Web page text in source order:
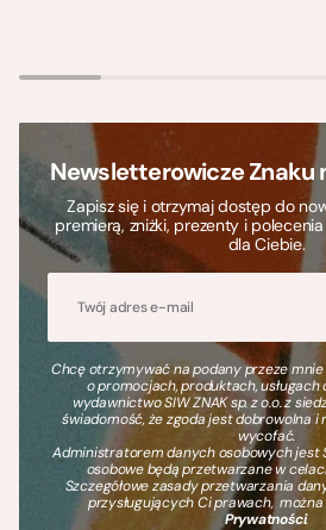
Newsletterowicze Znaku
Zapisz się i otrzymaj dostęp do
premierą, zniżki, prezenty i
dla Ciebie.
Chcę otrzymywać na podany przeze
o promocjach, produktach,
wydawnictwo SIW ZNAK sp. z o.o. z
świadomość, że zgoda jest dobrowolna i
wycofać.
Administratorem danych osobowych jest
osobowe będą przetwarzane w
Szczegółowe zasady przetwarzania
przysługujących Ci prawach,
Prywatności.